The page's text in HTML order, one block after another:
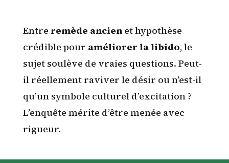
Entre remède ancienet hypothèse
crédible pour améliorer la libido, le
sujet soulève de vraies questions. Peut-
il réellement raviver le désir ou n’est-il
qu’un symbole culturel d’excitation ?
L’enquête mérite d’être menée avec
rigueur.